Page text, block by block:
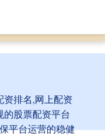
排名,网上配资
股票配资平台
平台运营的稳健